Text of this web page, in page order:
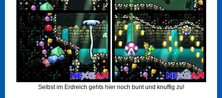
Selbst im Erdreich gehts hier noch bunt und knuffig zu!